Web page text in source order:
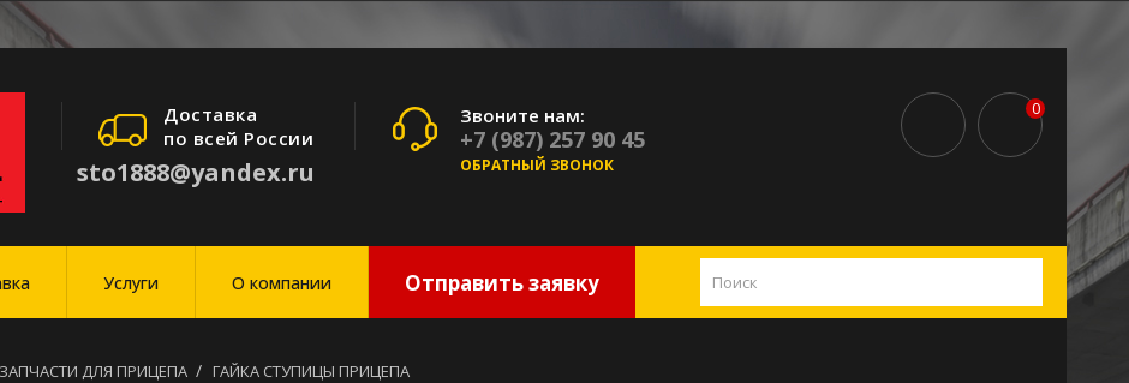
Доставка
по всей России
sto1888@yandex.ru
Звоните нам:
+7 (987) 257 90 45
ОБРАТНЫЙ ЗВОНОК
0
Услуги О компании Отправить заявку
ЗАПЧАСТИ ДЛЯ ПРИЦЕПА ГАЙКА СТУПИЦЫ ПРИЦЕПА